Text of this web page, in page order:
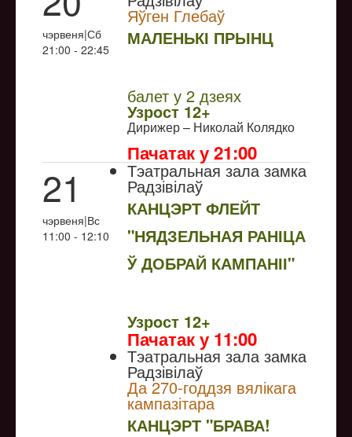
чэрвеня|Сб
21:00 - 22:45
Яўген Глебаў
МАЛЕНЬКІ ПРЫНЦ
балет у 2 дзеях
Узрoст 12+
Дирижер – Николай Колядко
Пачатак у 21:00
21
чэрвеня|Вс
11:00 - 12:10
Тэатральная зала замка
Радзівілаў
КАНЦЭРТ ФЛЕЙТ
"НЯДЗЕЛЬНАЯ РАНІЦА
Ў ДОБРАЙ КАМПАНІІ"
Узрoст 12+
Пачатак у 11:00
Тэатральная зала замка
Радзівілаў
Да 270-годдзя вялікага
кампазітара
КАНЦЭРТ "БРАВА!